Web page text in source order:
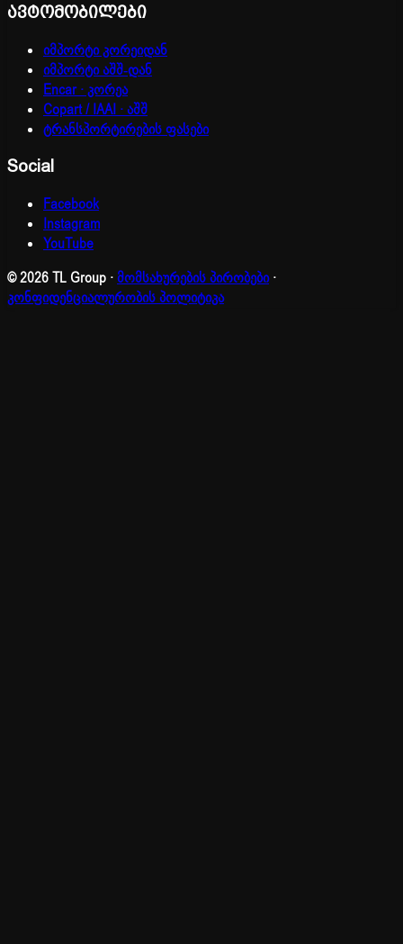
ავტომობილები
იმპორტი კორეიდან
იმპორტი აშშ-დან
Encar · კორეა
Copart / IAAI · აშშ
ტრანსპორტირების ფასები
Social
Facebook
Instagram
YouTube
© 2026 TL Group ·მომსახურების პირობები ·
კონფიდენციალურობის პოლიტიკა